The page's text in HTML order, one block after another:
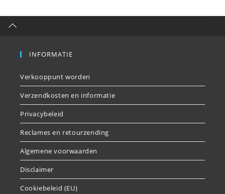
INFORMATIE
Verkooppunt worden
Verzendkosten en informatie
Privacybeleid
Reclames en retourzending
Algemene voorwaarden
Disclaimer
Cookiebeleid (EU)